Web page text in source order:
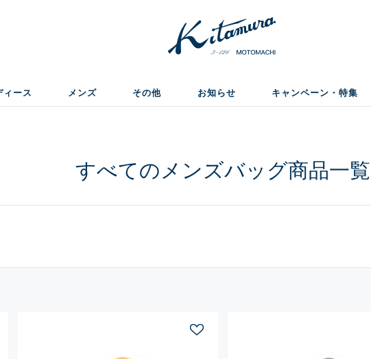
ィース メンズ その他 お知らせ キャンペーン・特集
すべてのメンズバッグ商品一覧